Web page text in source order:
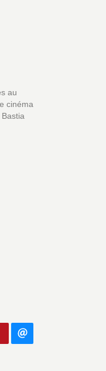
au
cinéma